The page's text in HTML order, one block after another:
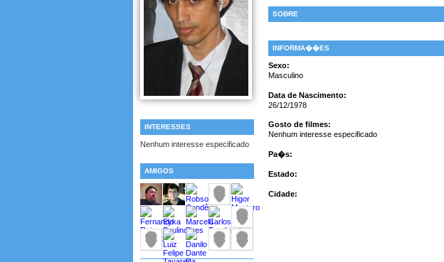
INTERESSES
Nenhum interesse especificado
AMIGOS
SOBRE
INFORMA��ES
Sexo:
Masculino
Data de Nascimento:
26/12/1978
Gosto de filmes:
Nenhum interesse especificado
Pa�s:
Estado:
Cidade: